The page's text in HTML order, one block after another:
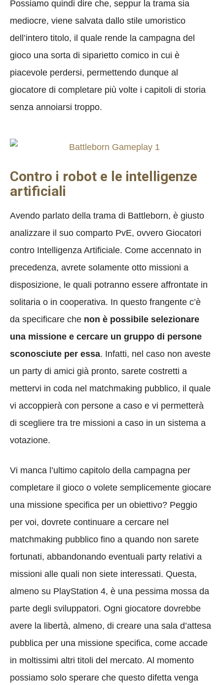
Possiamo quindi dire che, seppur la trama sia
mediocre, viene salvata dallo stile umoristico
dell’intero titolo, il quale rende la campagna del
gioco una sorta di siparietto comico in cui è
piacevole perdersi, permettendo dunque al
giocatore di completare più volte i capitoli di storia
senza annoiarsi troppo.
Contro i robot e le intelligenze
artificiali
Avendo parlato della trama di Battleborn, è giusto
analizzare il suo comparto PvE, ovvero Giocatori
contro Intelligenza Artificiale. Come accennato in
precedenza, avrete solamente otto missioni a
disposizione, le quali potranno essere affrontate in
solitaria o in cooperativa. In questo frangente c’è
da specificare che non è possibile selezionare
una missione e cercare un gruppo di persone
sconosciute per essa. Infatti, nel caso non aveste
un party di amici già pronto, sarete costretti a
mettervi in coda nel matchmaking pubblico, il quale
vi accoppierà con persone a caso e vi permetterà
di scegliere tra tre missioni a caso in un sistema a
votazione.
Vi manca l’ultimo capitolo della campagna per
completare il gioco o volete semplicemente giocare
una missione specifica per un obiettivo? Peggio
per voi, dovrete continuare a cercare nel
matchmaking pubblico fino a quando non sarete
fortunati, abbandonando eventuali party relativi a
missioni alle quali non siete interessati. Questa,
almeno su PlayStation 4, è una pessima mossa da
parte degli sviluppatori. Ogni giocatore dovrebbe
avere la libertà, almeno, di creare una sala d’attesa
pubblica per una missione specifica, come accade
in moltissimi altri titoli del mercato. Al momento
possiamo solo sperare che questo difetta venga